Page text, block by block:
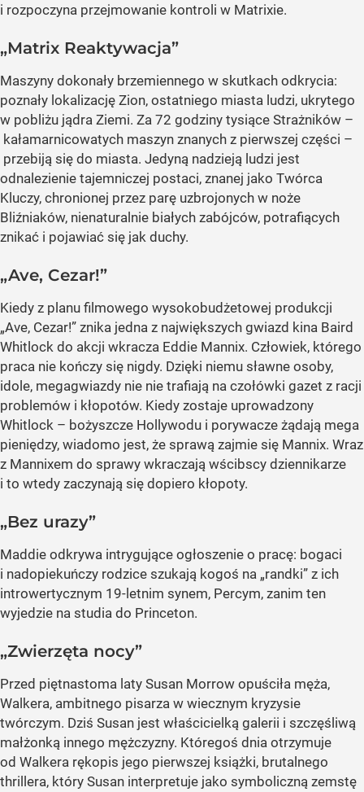
i rozpoczyna przejmowanie kontroli w Matrixie.
„Matrix Reaktywacja”
Maszyny dokonały brzemiennego w skutkach odkrycia:
poznały lokalizację Zion, ostatniego miasta ludzi, ukrytego
w pobliżu jądra Ziemi. Za 72 godziny tysiące Strażników –
kałamarnicowatych maszyn znanych z pierwszej części –
przebiją się do miasta. Jedyną nadzieją ludzi jest
odnalezienie tajemniczej postaci, znanej jako Twórca
Kluczy, chronionej przez parę uzbrojonych w noże
Bliźniaków, nienaturalnie białych zabójców, potrafiących
znikać i pojawiać się jak duchy.
„Ave, Cezar!”
Kiedy z planu filmowego wysokobudżetowej produkcji
„Ave, Cezar!” znika jedna z największych gwiazd kina Baird
Whitlock do akcji wkracza Eddie Mannix. Człowiek, którego
praca nie kończy się nigdy. Dzięki niemu sławne osoby,
idole, megagwiazdy nie nie trafiają na czołówki gazet z racji
problemów i kłopotów. Kiedy zostaje uprowadzony
Whitlock – bożyszcze Hollywodu i porywacze żądają mega
pieniędzy, wiadomo jest, że sprawą zajmie się Mannix. Wraz
z Mannixem do sprawy wkraczają wścibscy dziennikarze
i to wtedy zaczynają się dopiero kłopoty.
„Bez urazy”
Maddie odkrywa intrygujące ogłoszenie o pracę: bogaci
i nadopiekuńczy rodzice szukają kogoś na „randki” z ich
introwertycznym 19-letnim synem, Percym, zanim ten
wyjedzie na studia do Princeton.
„Zwierzęta nocy”
Przed piętnastoma laty Susan Morrow opuściła męża,
Walkera, ambitnego pisarza w wiecznym kryzysie
twórczym. Dziś Susan jest właścicielką galerii i szczęśliwą
małżonką innego mężczyzny. Któregoś dnia otrzymuje
od Walkera rękopis jego pierwszej książki, brutalnego
thrillera, który Susan interpretuje jako symboliczną zemstę